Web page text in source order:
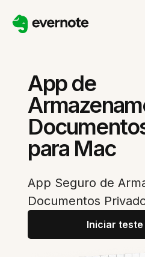
App de
para Mac
App Seguro de
Documentos
Iniciar